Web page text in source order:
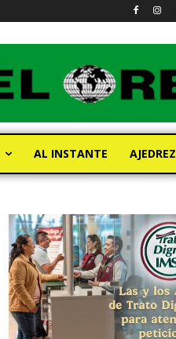
AL INSTANTE AJEDREZ